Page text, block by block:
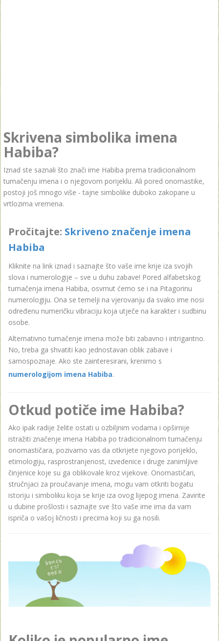
Skrivena simbolika imena
Habiba?
Iznad ste saznali što znači ime Habiba prema tradicionalnom
tumačenju imena i o njegovom porijeklu. Ali pored onomastike,
postoji još mnogo više - tajne simbolike duboko zakopane u
vrtlozima vremena.
Pročitajte: Skriveno značenje imena
Habiba
Kliknite na link iznad i saznajte što vaše ime krije iza svojih
slova i numerologije – sve u duhu zabave! Pored alfabetskog
tumačenja imena Habiba, osvrnut ćemo se i na Pitagorinu
numerologiju. Ona se temelji na vjerovanju da svako ime nosi
određenu numeričku vibraciju koja utječe na karakter i sudbinu
osobe.
Alternativno tumačenje imena može biti zabavno i intrigantno.
No, treba ga shvatiti kao jednostavan oblik zabave i
samospoznaje. Ako ste zainteresirani, krenimo s
numerologijom imena Habiba.
Otkud potiče ime Habiba?
Ako ipak radije želite ostati u ozbiljnim vodama i opširnije
istražiti značenje imena Habiba po tradicionalnom tumačenju
onomastičara, pozivamo vas da otkrijete njegovo porijeklo,
etimologiju, rasprostranjenost, izvedenice i druge zanimljive
činjenice koje su ga oblikovale kroz vijekove. Onomastičari,
stručnjaci za proučavanje imena, mogu vam otkriti bogatu
istoriju i simboliku koja se krije iza ovog lijepog imena. Zavirite
u dubine prošlosti i saznajte sve što vaše ime ima da vam
ispriča o vašoj ličnosti i precima koji su ga nosili.